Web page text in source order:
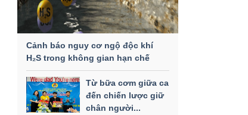
Cảnh báo nguy cơ ngộ độc khí
H₂S trong không gian hạn chế
Từ bữa cơm giữa ca
đến chiến lược giữ
chân người...